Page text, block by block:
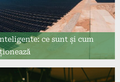
ce sunt și cum